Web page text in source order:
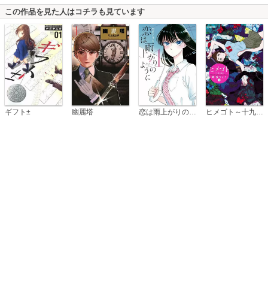
この作品を見た人はコチラも見ています
ギフト± 幽麗塔 ヒメゴト～十九歳の制服～